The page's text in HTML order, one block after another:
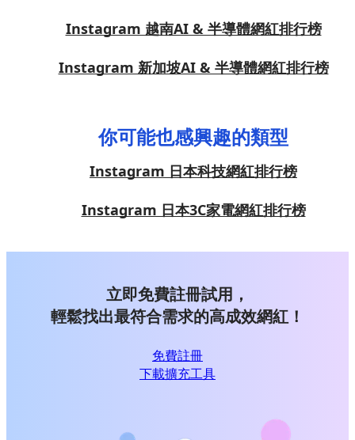
Instagram 越南AI & 半導體網紅排行榜
Instagram 新加坡AI & 半導體網紅排行榜
你可能也感興趣的類型
Instagram 日本科技網紅排行榜
Instagram 日本3C家電網紅排行榜
立即免費註冊試用，
輕鬆找出最符合需求的高成效網紅！
免費註冊
下載擴充工具